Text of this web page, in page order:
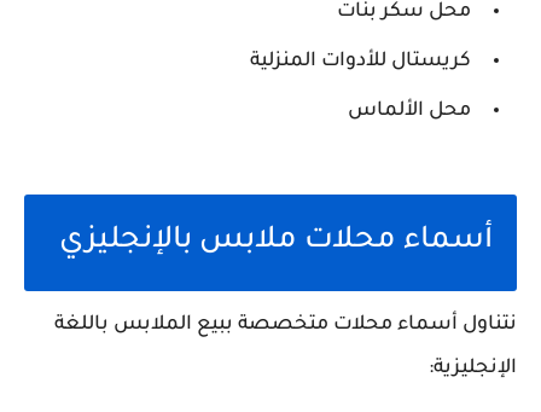
محل سكر بنات
كريستال للأدوات المنزلية
محل الألماس
أسماء محلات ملابس بالإنجليزي
نتناول أسماء محلات متخصصة ببيع الملابس باللغة
الإنجليزية: